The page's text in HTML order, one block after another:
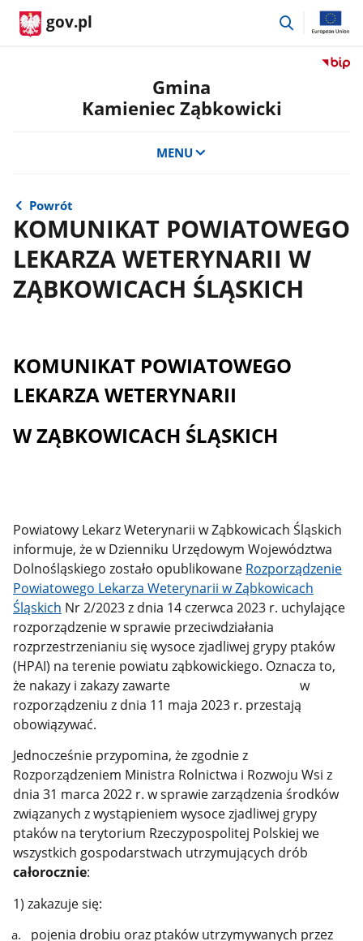
gov.pl
przejdź
Przejdź
Gmina
Kamieniec Ząbkowicki
MENU
Powrót
KOMUNIKAT POWIATOWEGO
LEKARZA WETERYNARII W
ZĄBKOWICACH ŚLĄSKICH
KOMUNIKAT POWIATOWEGO
LEKARZA WETERYNARII
W ZĄBKOWICACH ŚLĄSKICH
Powiatowy Lekarz Weterynarii w Ząbkowicach Śląskich
informuje, że w Dzienniku Urzędowym Województwa
Dolnośląskiego zostało opublikowane Rozporządzenie
Powiatowego Lekarza Weterynarii w Ząbkowicach
Śląskich Nr 2/2023 z dnia 14 czerwca 2023 r. uchylające
rozporządzenie w sprawie przeciwdziałania
rozprzestrzenianiu się wysoce zjadliwej grypy ptaków
(HPAI) na terenie powiatu ząbkowickiego. Oznacza to,
że nakazy i zakazy zawarte w
rozporządzeniu z dnia 11 maja 2023 r. przestają
obowiązywać.
Jednocześnie przypomina, że zgodnie z
Rozporządzeniem Ministra Rolnictwa i Rozwoju Wsi z
dnia 31 marca 2022 r. w sprawie zarządzenia środków
związanych z wystąpieniem wysoce zjadliwej grypy
ptaków na terytorium Rzeczypospolitej Polskiej we
wszystkich gospodarstwach utrzymujących drób
całorocznie:
1) zakazuje się:
pojenia drobiu oraz ptaków utrzymywanych przez